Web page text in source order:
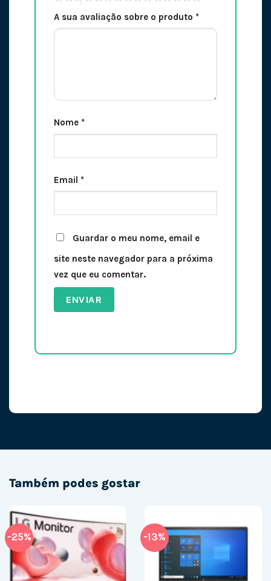
A sua avaliação sobre o produto *
Nome *
Email *
Guardar o meu nome, email e
site neste navegador para a próxima
vez que eu comentar.
Também podes gostar
-25% -13%